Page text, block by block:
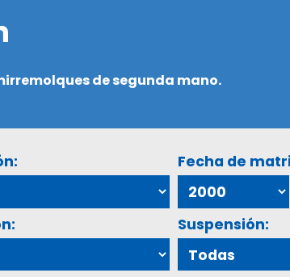
de segunda mano.
Fecha de
Suspensión: